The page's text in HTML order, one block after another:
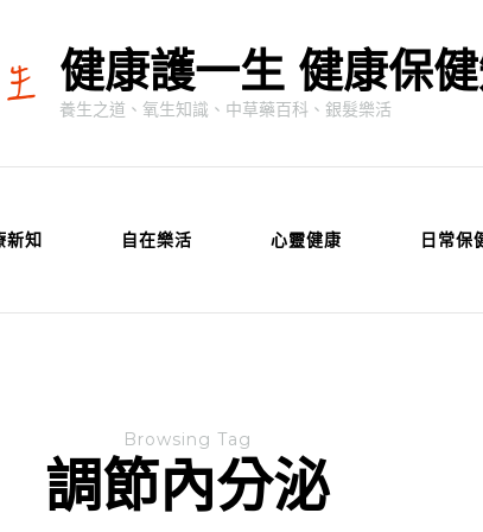
健康護一生 健康保
養生之道、氧生知識、中草藥百科、銀髮樂活
新知 自在樂活 心靈健康 日常保
Browsing Tag
調節內分泌